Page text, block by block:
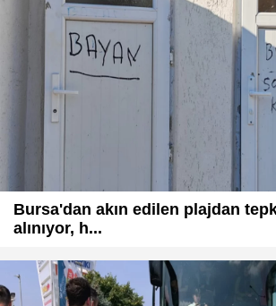
Bursa'dan akın edilen plajdan
alınıyor, h...